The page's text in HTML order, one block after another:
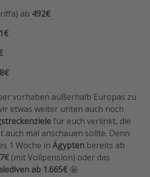
ab 492€
vorhaben außerhalb Europas zu
etwas weiter unten auch noch
für euch verlinkt, die
auch mal anschauen sollte. Denn
1 Woche in Ägypten bereits ab
(mit Vollpension) oder das
ab 1.665€ 🤩